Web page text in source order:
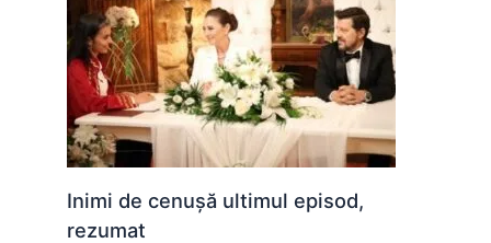
Inimi de cenușă ultimul episod,
rezumat